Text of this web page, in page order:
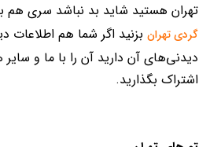
تهران هستید شاید بد نباشد سری هم
گردی تهران بزنید اگر شما هم اطلاعات
دیدنی‌های آن دارید آن را با ما و سایر
اشتراک بگذارید.